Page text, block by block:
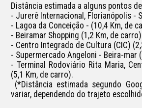
Distância estimada a alguns pontos
- Jurerê Internacional, Florianópolis -
- Lagoa da Conceição - (10,4 Km, de
- Beiramar Shopping (1,2 Km, de
- Centro Integrado de Cultura (CIC)
- Supermercado Angeloni - Beira-mar
- Terminal Rodoviário Rita Maria,
(5,1 Km, de carro).
variar, dependendo do trajeto